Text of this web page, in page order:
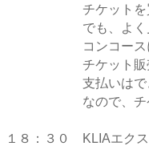
チケットを買おう
でも、よく見てみ
コンコースにいて
チケット販売はし
支払いはできる
なので、チケット
１８：３０ KLIAエク